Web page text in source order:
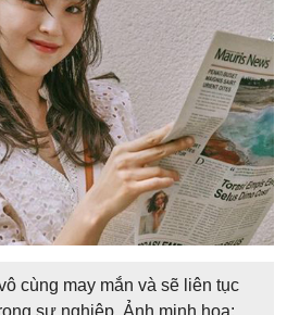
cùng may mắn và sẽ liên tục
sự nghiệp. Ảnh minh họa: